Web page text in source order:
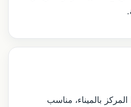
بالميناء، مناسب